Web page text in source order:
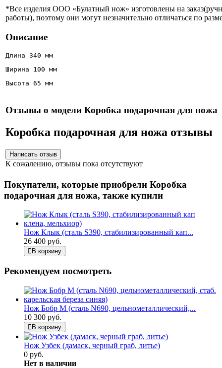
*Все изделия ООО «Булатный нож» изготовлены на
работы), поэтому они могут незначительно отличаться по
Описание
Длина 340 мм
Ширина 100 мм
Высота 65 мм
Отзывы о модели Коробка подарочная для ножа
Коробка подарочная для ножа отзывы
К сожалению, отзывы пока отсутствуют
Покупатели, которые приобрели Коробка
подарочная для ножа, также купили
Нож Клык (сталь S390, стабилизированный кап...
26 400 руб.
В корзину
Рекомендуем посмотреть
Нож Бобр М (сталь N690, цельнометаллический,...
10 300 руб.
В корзину
Нож Узбек (дамаск, черный граб, литье)
0 руб.
Нет в наличии